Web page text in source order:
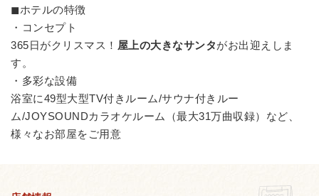
◼︎ホテルの特徴
・コンセプト
365日がクリスマス！ 屋上の大きなサンタがお出迎えしま
す。
・多彩な設備
浴室に49型大型TV付きルーム/サウナ付きルー
ム/JOYSOUNDカラオケルーム（最大31万曲収録）など、
様々なお部屋をご用意